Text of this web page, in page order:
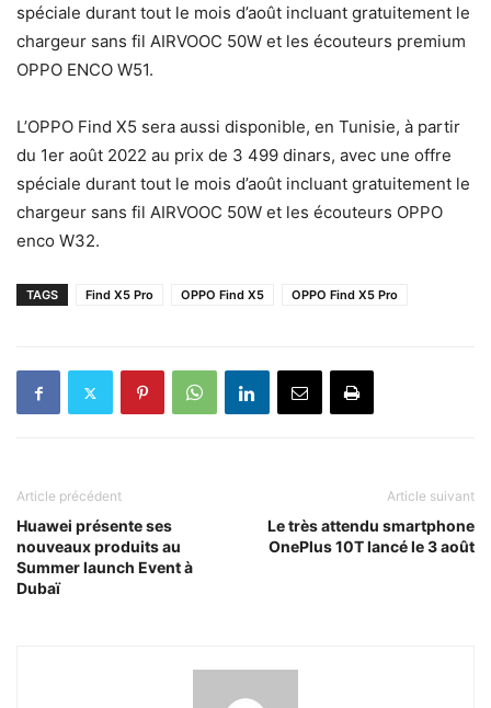
spéciale durant tout le mois d’août incluant gratuitement le
chargeur sans fil AIRVOOC 50W et les écouteurs premium
OPPO ENCO W51.
L’OPPO Find X5 sera aussi disponible, en Tunisie, à partir
du 1er août 2022 au prix de 3 499 dinars, avec une offre
spéciale durant tout le mois d’août incluant gratuitement le
chargeur sans fil AIRVOOC 50W et les écouteurs OPPO
enco W32.
TAGS Find X5 Pro OPPO Find X5 OPPO Find X5 Pro
Article précédent
Huawei présente ses
nouveaux produits au
Summer launch Event à
Dubaï
Article suivant
Le très attendu smartphone
OnePlus 10T lancé le 3 août